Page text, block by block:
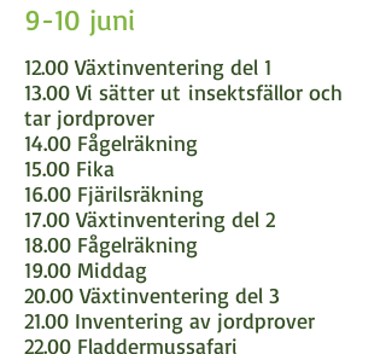
9-10 juni
12.00 Växtinventering del 1
13.00 Vi sätter ut insektsfällor och
tar jordprover
14.00 Fågelräkning
15.00 Fika
16.00 Fjärilsräkning
17.00 Växtinventering del 2
18.00 Fågelräkning
19.00 Middag
20.00 Växtinventering del 3
21.00 Inventering av jordprover
22.00 Fladdermussafari